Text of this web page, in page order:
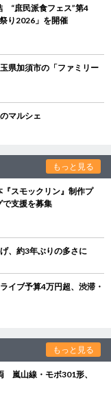
“庶民派食フェス”第4
り2026」を開催
県加須市の「ファミリー
マルシェ
もっと見る
スモックリン』制作プ
支援を募集
、約3年ぶりの多さに
イブ予算4万円超、渋滞・
もっと見る
嵐山線・モボ301形、